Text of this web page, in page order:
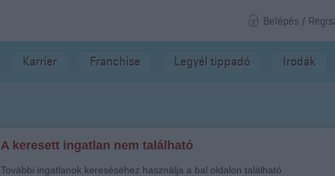
Belépés /
Karrier Franchise Legyél tippadó Irodák
A keresett ingatlan nem található
További ingatlanok kereséséhez használja a bal oldalon található